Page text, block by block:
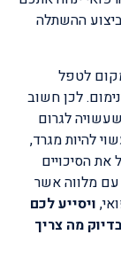
ההשתלה
לטפל
לכן חשוב
לגרום
להיות מגרד,
את הסיכויים
מלווה אשר
ויסייע לכם
מה צריך